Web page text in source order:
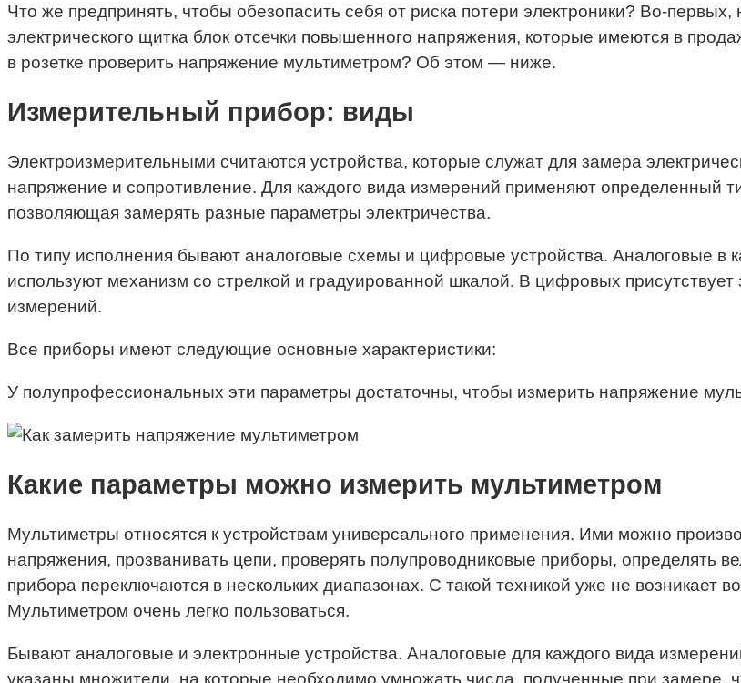
Что же предпринять, чтобы обезопасить себя от риска потери электроники? Во-
электрического щитка блок отсечки повышенного напряжения, которые имеются в
в розетке проверить напряжение мультиметром? Об этом — ниже.
Измерительный прибор: виды
Электроизмерительными считаются устройства, которые служат для замера
напряжение и сопротивление. Для каждого вида измерений применяют определенный
позволяющая замерять разные параметры электричества.
По типу исполнения бывают аналоговые схемы и цифровые устройства. Аналоговые в
используют механизм со стрелкой и градуированной шкалой. В цифровых
измерений.
Все приборы имеют следующие основные характеристики:
У полупрофессиональных эти параметры достаточны, чтобы измерить напряжение
Какие параметры можно измерить мультиметром
Мультиметры относятся к устройствам универсального применения. Ими можно
напряжения, прозванивать цепи, проверять полупроводниковые приборы, определять
прибора переключаются в нескольких диапазонах. С такой техникой уже не возникает
Мультиметром очень легко пользоваться.
Бывают аналоговые и электронные устройства. Аналоговые для каждого вида
указаны множители, на которые необходимо умножать числа, полученные при замере,